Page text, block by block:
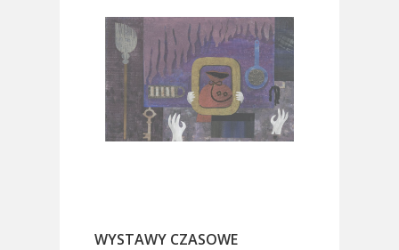
WYSTAWY CZASOWE